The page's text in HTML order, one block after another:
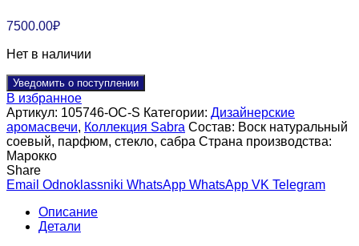
7500.00₽
Нет в наличии
Уведомить о поступлении
В избранное
Артикул: 105746-OC-S Категории: Дизайнерские
аромасвечи, Коллекция Sabra Состав: Воск натуральный
соевый, парфюм, стекло, сабра Страна производства:
Марокко
Share
Email Odnoklassniki WhatsApp WhatsApp VK Telegram
Описание
Детали